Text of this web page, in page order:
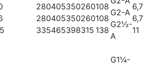
280
280
335
405
405
465
350
350
398
260
260
315
108
108
138
G2-A
G2½-
A
6,7
6,7
11
G1¼-